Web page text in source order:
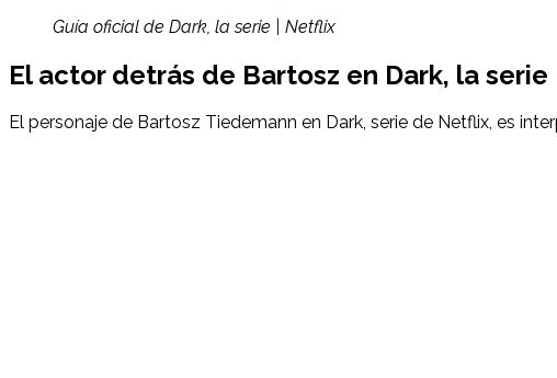
Guía oficial de Dark, la serie | Netflix
El actor detrás de Bartosz en Dark, la serie
El personaje de Bartosz Tiedemann en Dark, serie de Netflix, es